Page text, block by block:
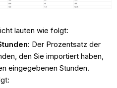
lauten wie folgt:
Der Prozentsatz der
den Sie importiert haben,
eingegebenen Stunden.